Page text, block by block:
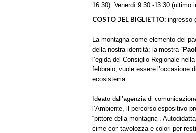
16.30). Venerdì 9.30 -13.30 (ultimo
COSTO DEL BIGLIETTO: ingresso
La montagna come elemento del
della nostra identità: la mostra “
l’egida del Consiglio Regionale
febbraio, vuole essere l’occasione
ecosistema.
Ideato dall’agenzia di
l’Ambiente, il percorso espositivo
“pittore della montagna”.
cime con tavolozza e colori per